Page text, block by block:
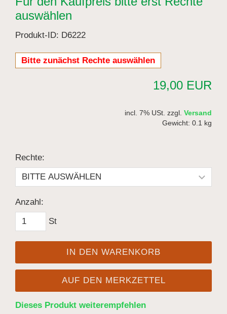
auswählen
Produkt-ID: D6222
Bitte zunächst Rechte auswählen
19,00 EUR
incl. 7% USt. zzgl. Versand
Gewicht: 0.1 kg
Rechte:
Anzahl:
St
IN DEN WARENKORB
AUF DEN MERKZETTEL
Dieses Produkt weiterempfehlen